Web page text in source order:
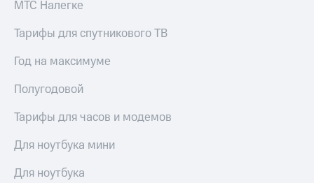
МТС Налегке
Тарифы для спутникового ТВ
Год на максимуме
Полугодовой
Тарифы для часов и модемов
Для ноутбука мини
Для ноутбука